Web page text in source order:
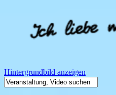
Hintergrundbild anzeigen